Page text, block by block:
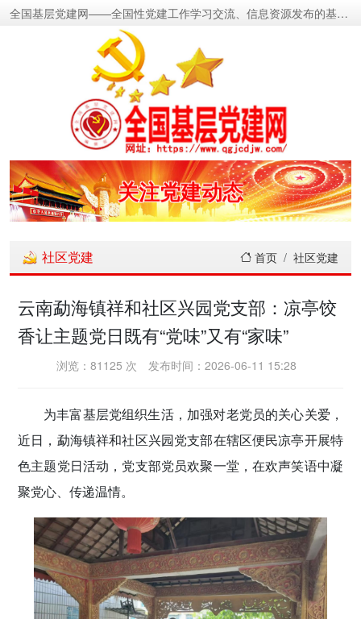
全国基层党建网——全国性党建工作学习交流、信息资源发布的基层党建新闻门户网
密切党群关系
传递党的声音
关注党建动态
传播党建理论
传递党的声音
社区党建 首页 社区党建
云南勐海镇祥和社区兴园党支部：凉亭饺
香让主题党日既有“党味”又有“家味”
浏览：81125 次 发布时间：2026-06-11 15:28
为丰富基层党组织生活，加强对老党员的关心关爱，
近日，勐海镇祥和社区兴园党支部在辖区便民凉亭开展特
色主题党日活动，党支部党员欢聚一堂，在欢声笑语中凝
聚党心、传递温情。